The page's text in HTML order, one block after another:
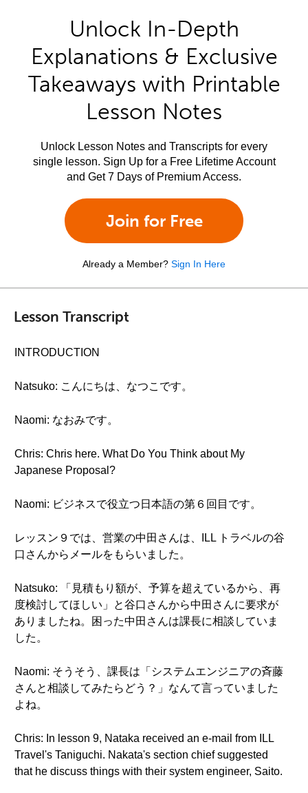
Unlock In-Depth
Explanations & Exclusive
Takeaways with Printable
Lesson Notes
Unlock Lesson Notes and Transcripts for every
single lesson. Sign Up for a Free Lifetime Account
and Get 7 Days of Premium Access.
Join for Free
Already a Member? Sign In Here
Lesson Transcript
INTRODUCTION
Natsuko: こんにちは、なつこです。
Naomi: なおみです。
Chris: Chris here. What Do You Think about My
Japanese Proposal?
Naomi: ビジネスで役立つ日本語の第６回目です。
レッスン９では、営業の中田さんは、ILL トラベルの谷
口さんからメールをもらいました。
Natsuko: 「見積もり額が、予算を超えているから、再
度検討してほしい」と谷口さんから中田さんに要求が
ありましたね。困った中田さんは課長に相談していま
した。
Naomi: そうそう、課長は「システムエンジニアの斉藤
さんと相談してみたらどう？」なんて言っていました
よね。
Chris: In lesson 9, Nataka received an e-mail from ILL
Travel's Taniguchi. Nakata's section chief suggested
that he discuss things with their system engineer, Saito.